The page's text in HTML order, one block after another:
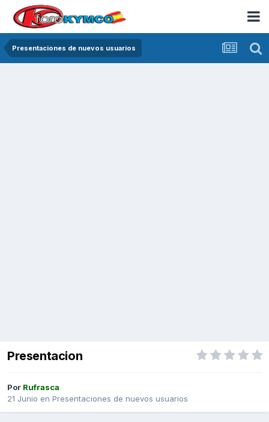
Presentaciones de nuevos usuarios
Presentacion
Por Rufrasca
21 Junio en Presentaciones de nuevos usuarios